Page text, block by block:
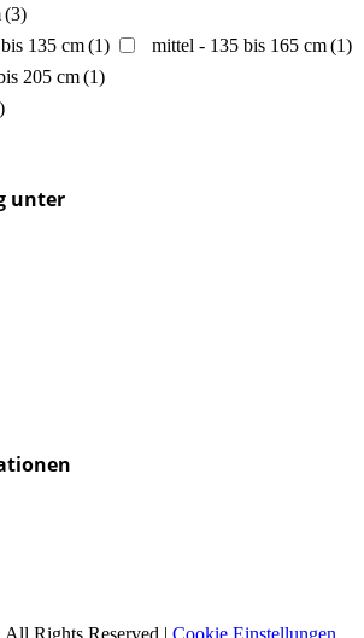
(3)
135 cm(1) mittel - 135 bis 165 cm(1)
205 cm(1)
unter
All Rights Reserved |Cookie Einstellungen